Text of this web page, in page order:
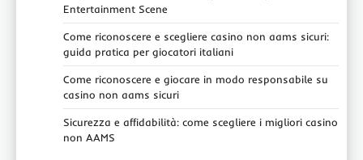
Entertainment Scene
Come riconoscere e scegliere casino non aams sicuri:
guida pratica per giocatori italiani
Come riconoscere e giocare in modo responsabile su
casino non aams sicuri
Sicurezza e affidabilità: come scegliere i migliori casino
non AAMS